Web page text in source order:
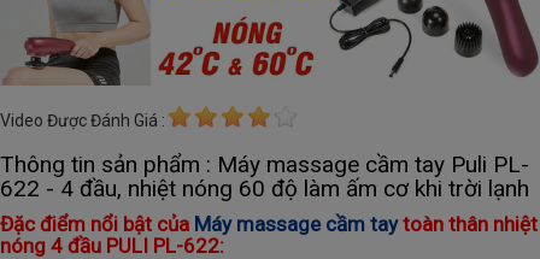
Video Được Đánh Giá :
Thông tin sản phẩm : Máy massage cầm tay Puli PL-
622 - 4 đầu, nhiệt nóng 60 độ làm ấm cơ khi trời lạnh
Đặc điểm nổi bật của Máy massage cầm taytoàn thân nhiệt
nóng 4 đầu PULI PL-622: